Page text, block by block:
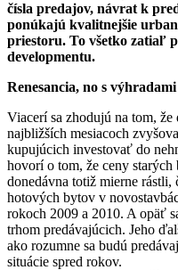
čísla predajov, návrat k
ponúkajú kvalitnejšie
priestoru. To všetko zatiaľ
developmentu.
Renesancia, no s výhradami
Viacerí sa zhodujú na tom,
najbližších mesiacoch
kupujúcich investovať do
hovorí o tom, že ceny
donedávna totiž mierne rástli,
hotových bytov v
rokoch 2009 a 2010. A opäť
trhom predávajúcich. Jeho
ako rozumne sa budú
situácie spred rokov.